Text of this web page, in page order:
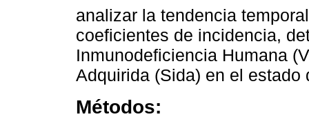
analizar la tendencia
coeficientes de incidencia,
Inmunodeficiencia Humana
Adquirida (Sida) en el estado
Métodos: